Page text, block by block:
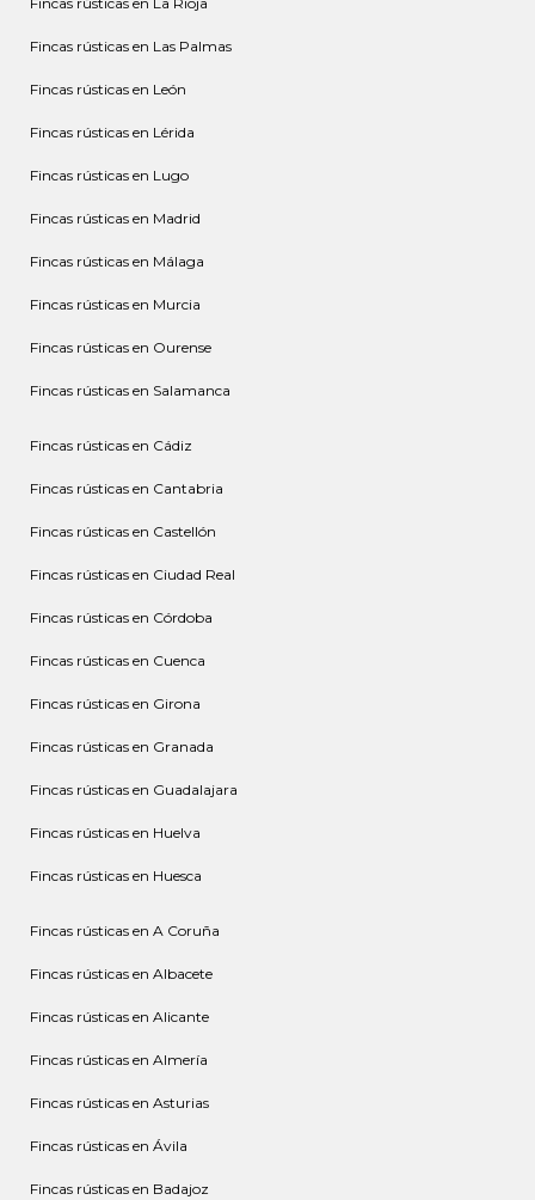
Fincas rústicas en A Coruña
Fincas rústicas en Albacete
Fincas rústicas en Alicante
Fincas rústicas en Almería
Fincas rústicas en Asturias
Fincas rústicas en Ávila
Fincas rústicas en Badajoz
Fincas rústicas en Cádiz
Fincas rústicas en Cantabria
Fincas rústicas en Castellón
Fincas rústicas en Ciudad Real
Fincas rústicas en Córdoba
Fincas rústicas en Cuenca
Fincas rústicas en Girona
Fincas rústicas en Granada
Fincas rústicas en Guadalajara
Fincas rústicas en Huelva
Fincas rústicas en Huesca
Fincas rústicas en Las Palmas
Fincas rústicas en León
Fincas rústicas en Lérida
Fincas rústicas en Lugo
Fincas rústicas en Madrid
Fincas rústicas en Málaga
Fincas rústicas en Murcia
Fincas rústicas en Ourense
Fincas rústicas en Salamanca